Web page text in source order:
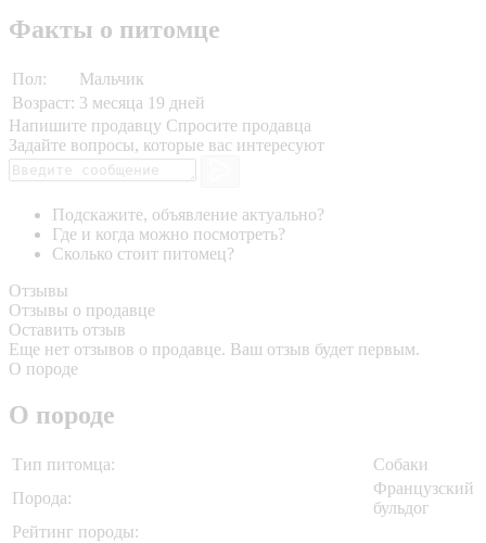
Факты о питомце
Пол:
Мальчик
Возраст: 3 месяца 19 дней
Напишите продавцу Спросите продавца
Задайте вопросы, которые вас интересуют
Подскажите, объявление актуально?
Где и когда можно посмотреть?
Сколько стоит питомец?
Отзывы
Отзывы о продавце
Оставить отзыв
Еще нет отзывов о продавце. Ваш отзыв будет первым.
О породе
О породе
Тип питомца:
Собаки
Порода:
Французский
бульдог
Рейтинг породы: